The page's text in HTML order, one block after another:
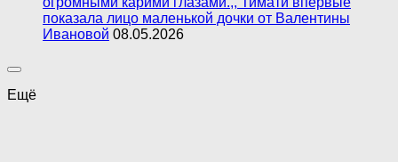
показала лицо маленькой дочки от Валентины
Ивановой 08.05.2026
Ещё